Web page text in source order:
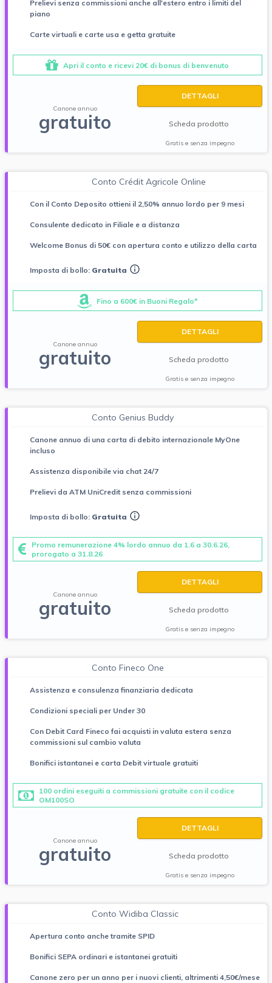
Prelievi senza commissioni anche all'estero entro i limiti del
piano
Carte virtuali e carte usa e getta gratuite
Apri il conto e ricevi 20€ di bonus di benvenuto
Canone annuo
gratuito
DETTAGLI
Scheda prodotto
Gratis e senza impegno
Conto Crédit Agricole Online
Con il Conto Deposito ottieni il 2,50% annuo lordo per 9 mesi
Consulente dedicato in Filiale e a distanza
Welcome Bonus di 50€ con apertura conto e utilizzo della carta
Imposta di bollo: Gratuita
Fino a 600€ in Buoni Regalo*
Canone annuo
gratuito
DETTAGLI
Scheda prodotto
Gratis e senza impegno
Conto Genius Buddy
Canone annuo di una carta di debito internazionale MyOne
incluso
Assistenza disponibile via chat 24/7
Prelievi da ATM UniCredit senza commissioni
Imposta di bollo: Gratuita
Promo remunerazione 4% lordo annuo da 1.6 a 30.6.26,
prorogato a 31.8.26
Canone annuo
gratuito
DETTAGLI
Scheda prodotto
Gratis e senza impegno
Conto Fineco One
Assistenza e consulenza finanziaria dedicata
Condizioni speciali per Under 30
Con Debit Card Fineco fai acquisti in valuta estera senza
commissioni sul cambio valuta
Bonifici istantanei e carta Debit virtuale gratuiti
100 ordini eseguiti a commissioni gratuite con il codice
OM100SO
Canone annuo
gratuito
DETTAGLI
Scheda prodotto
Gratis e senza impegno
Conto Widiba Classic
Apertura conto anche tramite SPID
Bonifici SEPA ordinari e istantanei gratuiti
Canone zero per un anno per i nuovi clienti, altrimenti 4,50€/mese